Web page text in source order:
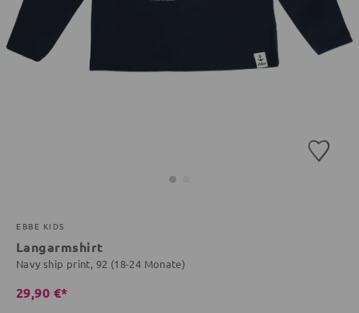
EBBE KIDS
Langarmshirt
Navy ship print, 92 (18-24 Monate)
29,90 €*